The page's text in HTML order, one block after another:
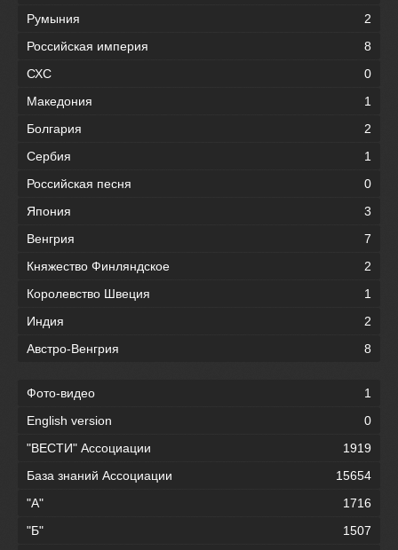
Румыния
2
Российская империя
8
СХС
0
Македония
1
Болгария
2
Сербия
1
Российская песня
0
Япония
3
Венгрия
7
Княжество Финляндское
2
Королевство Швеция
1
Индия
2
Австро-Венгрия
8
Фото-видео
1
English version
0
"ВЕСТИ" Ассоциации
1919
База знаний Ассоциации
15654
"А"
1716
"Б"
1507